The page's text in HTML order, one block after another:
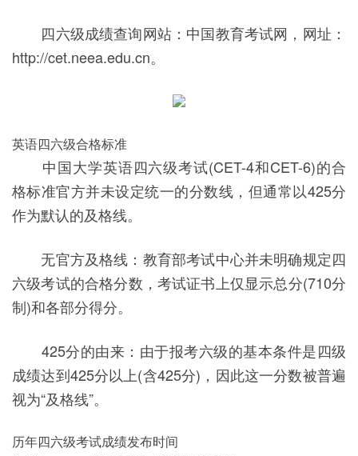
四六级成绩查询网站：中国教育考试网，网址：
http://cet.neea.edu.cn。
英语四六级合格标准
中国大学英语四六级考试(CET-4和CET-6)的合
格标准官方并未设定统一的分数线，但通常以425分
作为默认的及格线。
无官方及格线：教育部考试中心并未明确规定四
六级考试的合格分数，考试证书上仅显示总分(710分
制)和各部分得分。
425分的由来：由于报考六级的基本条件是四级
成绩达到425分以上(含425分)，因此这一分数被普遍
视为“及格线”。
历年四六级考试成绩发布时间